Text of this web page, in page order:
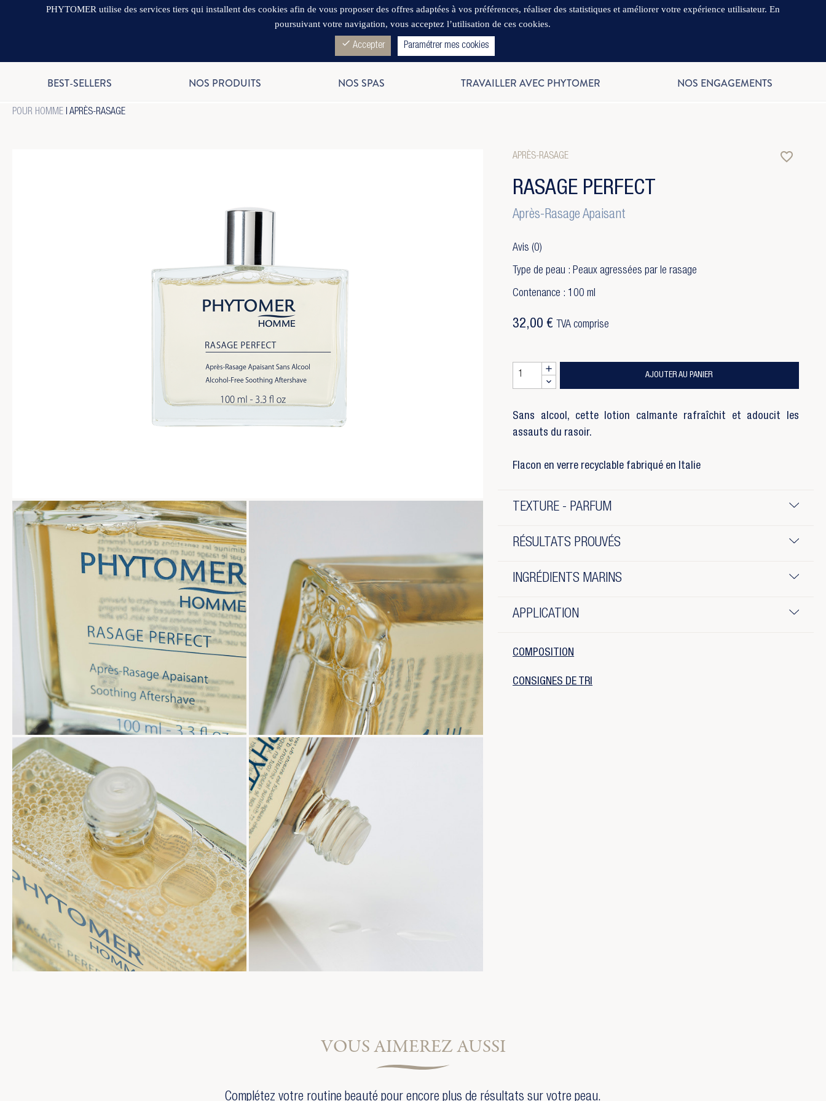
BEST-SELLERS NOS PRODUITS NOS SPAS TRAVAILLER AVEC PHYTOMER NOS ENGAGEMENTS
POUR HOMME | APRÈS-RASAGE
APRÈS-RASAGE favorite_border
RASAGE PERFECT
Après-Rasage Apaisant
Avis(0)
Type de peau : Peaux agressées par le rasage
Contenance : 100 ml
32,00 € TVA comprise
AJOUTER AU PANIER
Sans alcool, cette lotion calmante rafraîchit et adoucit les
assauts du rasoir.
Flacon en verre recyclable fabriqué en Italie
TEXTURE - PARFUM
RÉSULTATS PROUVÉS
INGRÉDIENTS MARINS
APPLICATION
COMPOSITION
CONSIGNES DE TRI
VOUS AIMEREZ AUSSI
Complétez votre routine beauté pour encore plus de résultats sur votre peau.
PHYTOMER utilise des services tiers qui installent des cookies afin de vous proposer des offres adaptées à vos préférences, réaliser des statistiques et améliorer votre expérience utilisateur. En
poursuivant votre navigation, vous acceptez l’utilisation de ces cookies.
check Accepter Paramétrer mes cookies